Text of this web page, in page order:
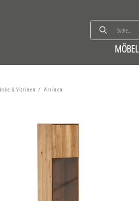
MÖBEL
& Vitrinen Vitrinen